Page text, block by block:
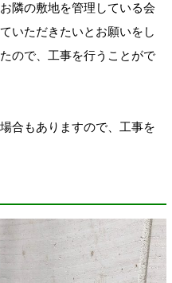
隣の敷地を管理している会
いただきたいとお願いをし
ので、工事を行うことがで
合もありますので、工事を